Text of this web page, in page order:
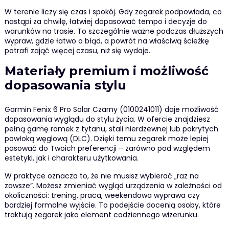
W terenie liczy się czas i spokój. Gdy zegarek podpowiada, co
nastąpi za chwilę, łatwiej dopasować tempo i decyzje do
warunków na trasie. To szczególnie ważne podczas dłuższych
wypraw, gdzie łatwo o błąd, a powrót na właściwą ścieżkę
potrafi zająć więcej czasu, niż się wydaje.
Materiały premium i możliwość
dopasowania stylu
Garmin Fenix 6 Pro Solar Czarny (0100241011) daje możliwość
dopasowania wyglądu do stylu życia. W ofercie znajdziesz
pełną gamę ramek z tytanu, stali nierdzewnej lub pokrytych
powłoką węglową (DLC). Dzięki temu zegarek może lepiej
pasować do Twoich preferencji – zarówno pod względem
estetyki, jak i charakteru użytkowania.
W praktyce oznacza to, że nie musisz wybierać „raz na
zawsze”. Możesz zmieniać wygląd urządzenia w zależności od
okoliczności: trening, praca, weekendowa wyprawa czy
bardziej formalne wyjście. To podejście docenią osoby, które
traktują zegarek jako element codziennego wizerunku.